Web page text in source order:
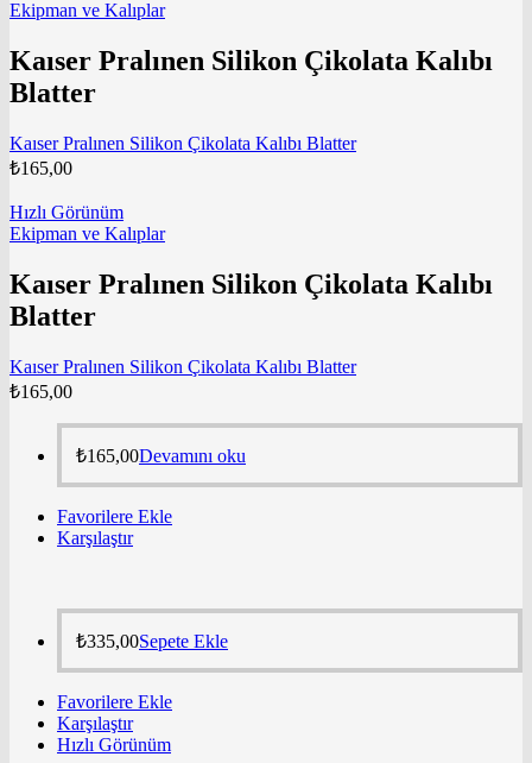
Ekipman ve Kalıplar
Kaıser Pralınen Silikon Çikolata Kalıbı
Blatter
Kaıser Pralınen Silikon Çikolata Kalıbı Blatter
₺165,00
Hızlı Görünüm
Ekipman ve Kalıplar
Kaıser Pralınen Silikon Çikolata Kalıbı
Blatter
Kaıser Pralınen Silikon Çikolata Kalıbı Blatter
₺165,00
₺165,00Devamını oku
Favorilere Ekle
Karşılaştır
₺335,00Sepete Ekle
Favorilere Ekle
Karşılaştır
Hızlı Görünüm